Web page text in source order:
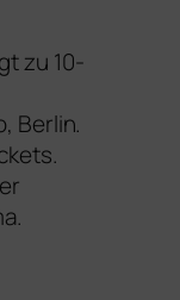
zu 10-
Berlin.